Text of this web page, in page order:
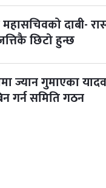
दाबी-
छिटो हुन्छ
ज्यान गुमाएका
गर्न समिति गठन